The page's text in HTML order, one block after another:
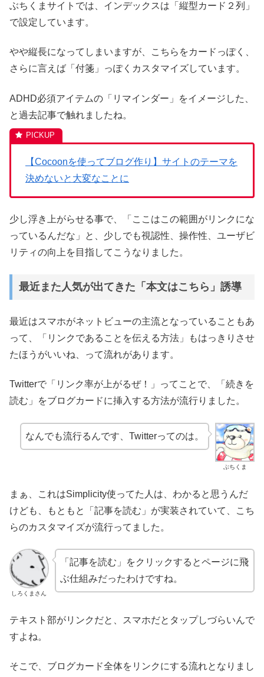
ぶちくまサイトでは、インデックスは「縦型カード２列」
で設定しています。
やや縦長になってしまいますが、こちらをカードっぽく、
さらに言えば「付箋」っぽくカスタマイズしています。
ADHD必須アイテムの「リマインダー」をイメージした、
と過去記事で触れましたね。
【Cocoonを使ってブログ作り】サイトのテーマを
決めないと大変なことに
少し浮き上がらせる事で、「ここはこの範囲がリンクにな
っているんだな」と、少しでも視認性、操作性、ユーザビ
リティの向上を目指してこうなりました。
最近また人気が出てきた「本文はこちら」誘導
最近はスマホがネットビューの主流となっていることもあ
って、「リンクであることを伝える方法」もはっきりさせ
たほうがいいね、って流れがあります。
Twitterで「リンク率が上がるぜ！」ってことで、「続きを
読む」をブログカードに挿入する方法が流行りました。
ぶちくま
なんでも流行るんです、Twitterってのは。
まぁ、これはSimplicity使ってた人は、わかると思うんだ
けども、もともと「記事を読む」が実装されていて、こち
らのカスタマイズが流行ってました。
しろくまさん
「記事を読む」をクリックするとページに飛
ぶ仕組みだったわけですね。
テキスト部がリンクだと、スマホだとタップしづらいんで
すよね。
そこで、ブログカード全体をリンクにする流れとなりまし